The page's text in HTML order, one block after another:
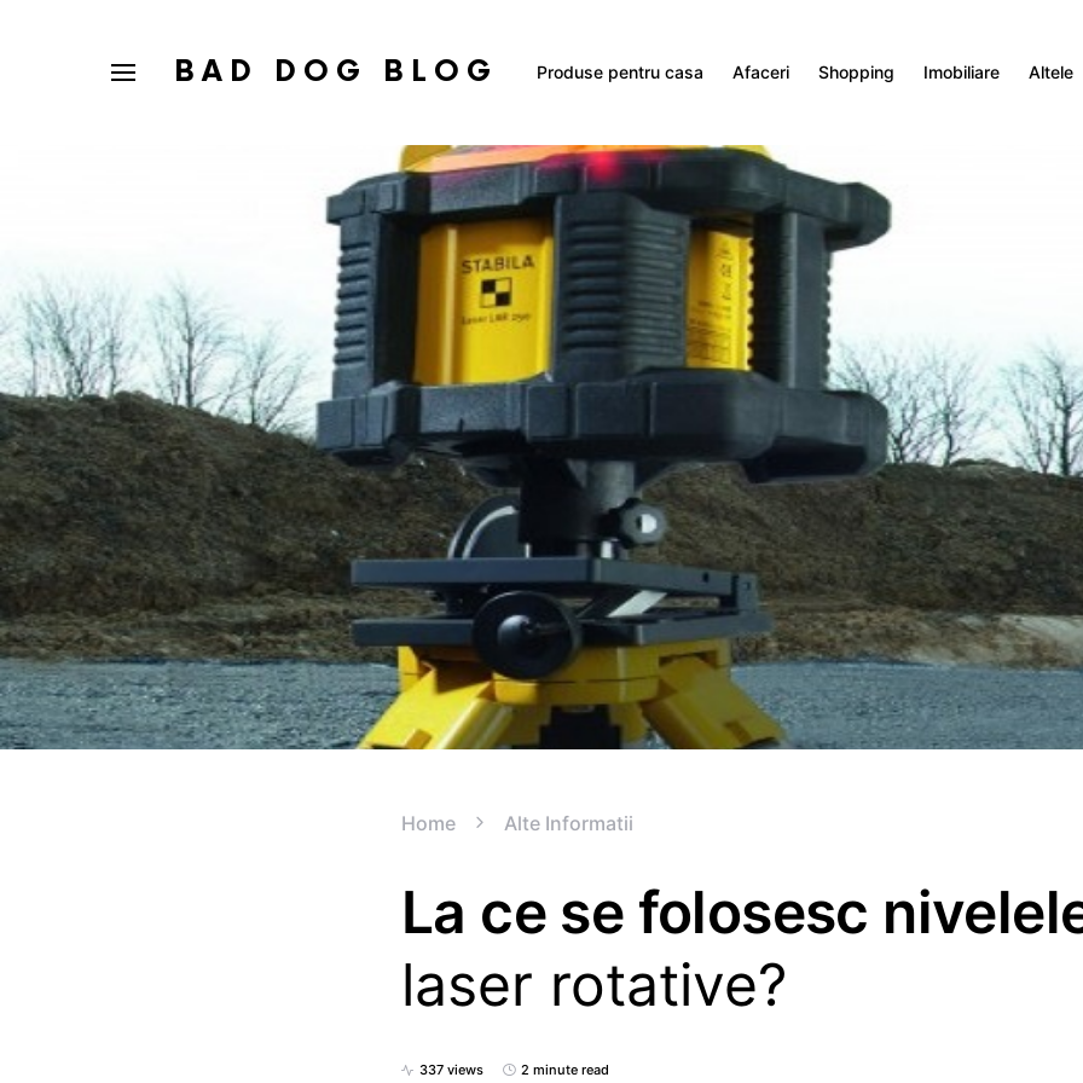
BAD DOG BLOG Produse pentru casa Afaceri Shopping Imobiliare Altele
Home Alte Informatii
La ce se folosesc
laser rotative?
337 views 2 minute read